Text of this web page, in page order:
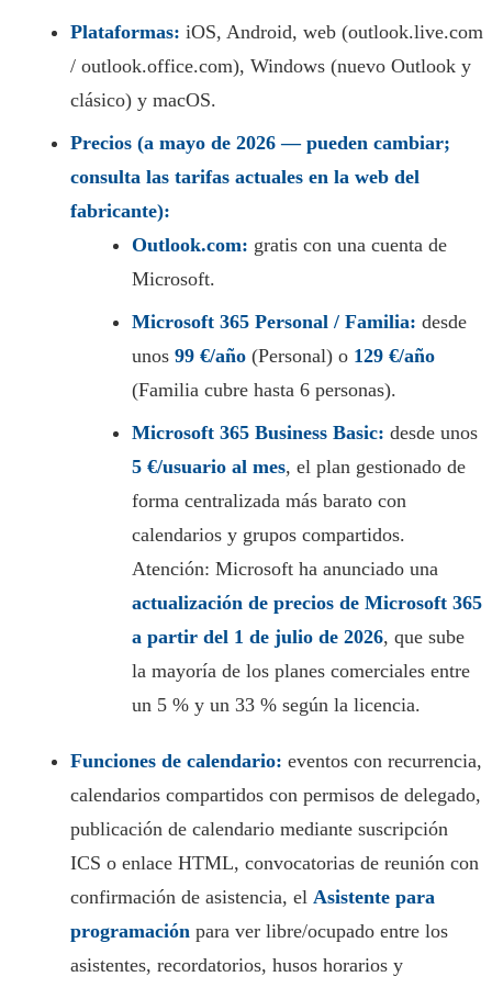
Plataformas: iOS, Android, web (outlook.live.com
/ outlook.office.com), Windows (nuevo Outlook y
clásico) y macOS.
Precios (a mayo de 2026 — pueden cambiar;
consulta las tarifas actuales en la web del
fabricante):
Outlook.com: gratis con una cuenta de
Microsoft.
Microsoft 365 Personal / Familia: desde
unos 99 €/año (Personal) o 129 €/año
(Familia cubre hasta 6 personas).
Microsoft 365 Business Basic: desde unos
5 €/usuario al mes, el plan gestionado de
forma centralizada más barato con
calendarios y grupos compartidos.
Atención: Microsoft ha anunciado una
actualización de precios de Microsoft 365
a partir del 1 de julio de 2026, que sube
la mayoría de los planes comerciales entre
un 5 % y un 33 % según la licencia.
Funciones de calendario: eventos con recurrencia,
calendarios compartidos con permisos de delegado,
publicación de calendario mediante suscripción
ICS o enlace HTML, convocatorias de reunión con
confirmación de asistencia, el Asistente para
programación para ver libre/ocupado entre los
asistentes, recordatorios, husos horarios y